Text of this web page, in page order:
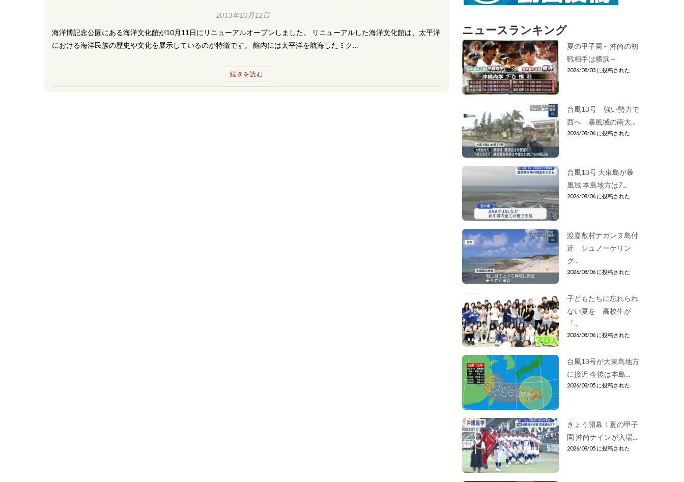
2013年10月12日
海洋博記念公園にある海洋文化館が10月11日にリニューアルオープンしました。 リニューアルした海洋文化館は、太平洋
における海洋民族の歴史や文化を展示しているのが特徴です。 館内には太平洋を航海したミク…
続きを読む
ニュースランキング
夏の甲子園～沖尚の初
戦相手は横浜～
2026/08/03 に投稿された
台風13号 強い勢力で
西へ 暴風域の南大...
2026/08/06 に投稿された
台風13号 大東島が暴
風域 本島地方は7...
2026/08/06 に投稿された
渡嘉敷村ナガンヌ島付
近 シュノーケリン
グ...
2026/08/06 に投稿された
子どもたちに忘れられ
ない夏を 高校生が
「...
2026/08/06 に投稿された
台風13号が大東島地方
に接近 今後は本島...
2026/08/05 に投稿された
きょう開幕！夏の甲子
園 沖尚ナインが入場...
2026/08/05 に投稿された